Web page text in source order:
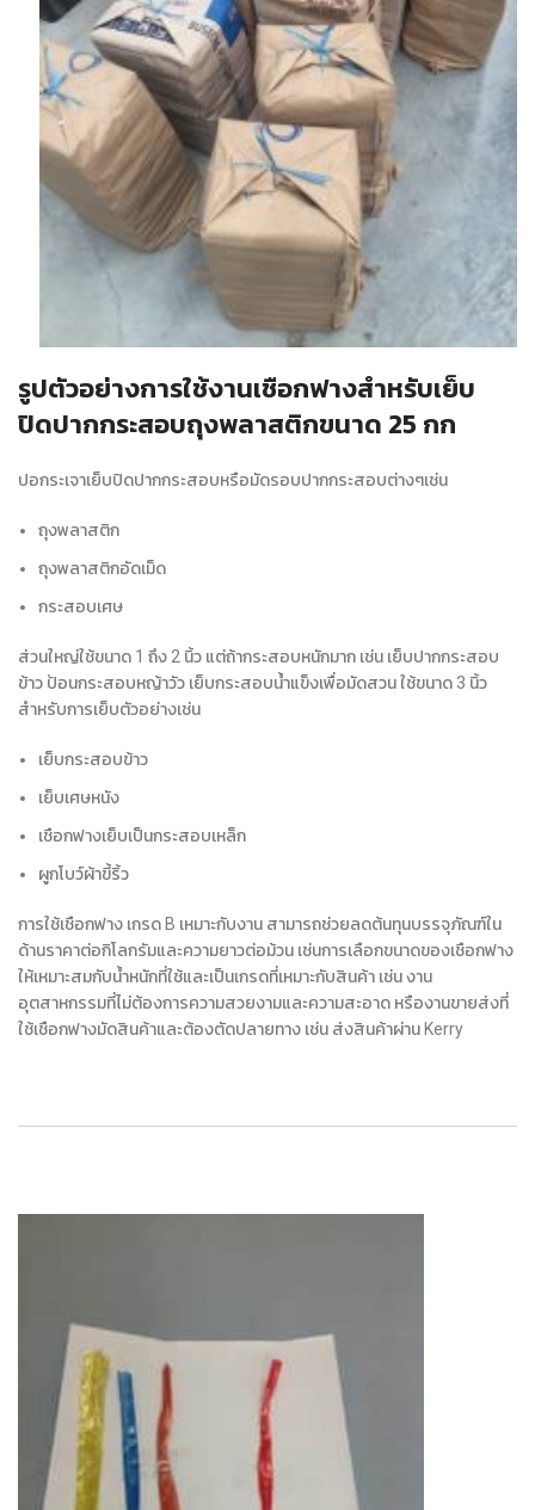
รูปตัวอย่างการใช้งานเชือกฟางสำหรับเย็บ
ปิดปากกระสอบถุงพลาสติกขนาด 25 กก
ปอกระเจาเย็บปิดปากกระสอบหรือมัดรอบปากกระสอบต่างๆเช่น
ถุงพลาสติก
ถุงพลาสติกอัดเม็ด
กระสอบเศษ
ส่วนใหญ่ใช้ขนาด 1 ถึง 2 นิ้ว แต่ถ้ากระสอบหนักมาก เช่น เย็บปากกระสอบ
ข้าว ป้อนกระสอบหญ้าวัว เย็บกระสอบน้ำแข็งเพื่อมัดสวน ใช้ขนาด 3 นิ้ว
สำหรับการเย็บตัวอย่างเช่น
เย็บกระสอบข้าว
เย็บเศษหนัง
เชือกฟางเย็บเป็นกระสอบเหล็ก
ผูกโบว์ผ้าขี้ริ้ว
การใช้เชือกฟาง เกรด B เหมาะกับงาน สามารถช่วยลดต้นทุนบรรจุภัณฑ์ใน
ด้านราคาต่อกิโลกรัมและความยาวต่อม้วน เช่นการเลือกขนาดของเชือกฟาง
ให้เหมาะสมกับน้ำหนักที่ใช้และเป็นเกรดที่เหมาะกับสินค้า เช่น งาน
อุตสาหกรรมที่ไม่ต้องการความสวยงามและความสะอาด หรืองานขายส่งที่
ใช้เชือกฟางมัดสินค้าและต้องตัดปลายทาง เช่น ส่งสินค้าผ่าน Kerry